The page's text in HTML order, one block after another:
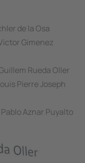
de la Osa
Gimenez
Rueda Oller
Pierre Joseph
Aznar Puyalto